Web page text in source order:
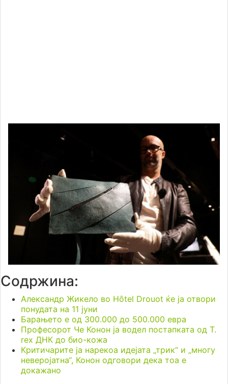
Содржина:
Александр Жикело во Hôtel Drouot ќе ја отвори
понудата на 11 јуни
Барањето е од 300.000 до 500.000 евра
Професорот Че Конон ја водел постапката од T.
rex ДНК до био-кожа
Критичарите ја нарекоа идејата „трик“ и „многу
неверојатна“, Конон одговори дека тоа е
докажано